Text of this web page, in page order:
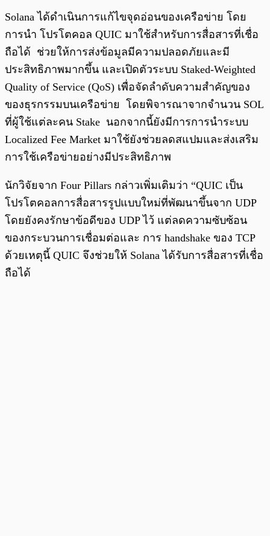
Solana ได้ดำเนินการแก้ไขจุดอ่อนของเครือข่าย โดย
การนำ โปรโตคอล QUIC มาใช้สำหรับการสื่อสารที่เชื่อ
ถือได้ ช่วยให้การส่งข้อมูลมีความปลอดภัยและมี
ประสิทธิภาพมากขึ้น และเปิดตัวระบบ Staked-Weighted
Quality of Service (QoS) เพื่อจัดลำดับความสำคัญของ
ของธุรกรรมบนเครือข่าย โดยพิจารณาจากจำนวน SOL
ที่ผู้ใช้แต่ละคน Stake นอกจากนี้ยังมีการการนำระบบ
Localized Fee Market มาใช้ยังช่วยลดสแปมและส่งเสริม
การใช้เครือข่ายอย่างมีประสิทธิภาพ
นักวิจัยจาก Four Pillars กล่าวเพิ่มเติมว่า “QUIC เป็น
โปรโตคอลการสื่อสารรูปแบบใหม่ที่พัฒนาขึ้นจาก UDP
โดยยังคงรักษาข้อดีของ UDP ไว้ แต่ลดความซับซ้อน
ของกระบวนการเชื่อมต่อและ การ handshake ของ TCP
ด้วยเหตุนี้ QUIC จึงช่วยให้ Solana ได้รับการสื่อสารที่เชื่อ
ถือได้